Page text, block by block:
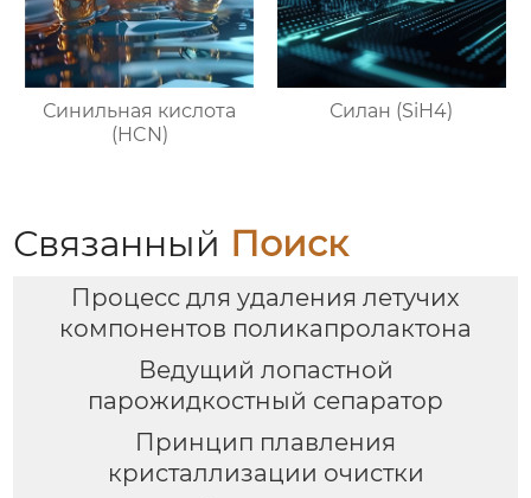
Синильная кислота
(HCN)
Силан (SiH4)
Связанный Поиск
Процесс для удаления летучих
компонентов поликапролактона
Ведущий лопастной
парожидкостный сепаратор
Принцип плавления
кристаллизации очистки